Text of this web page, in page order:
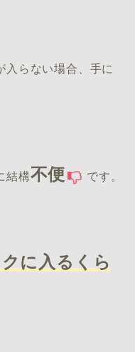
入らない場合、手に
結構不便 です。
に入るくら